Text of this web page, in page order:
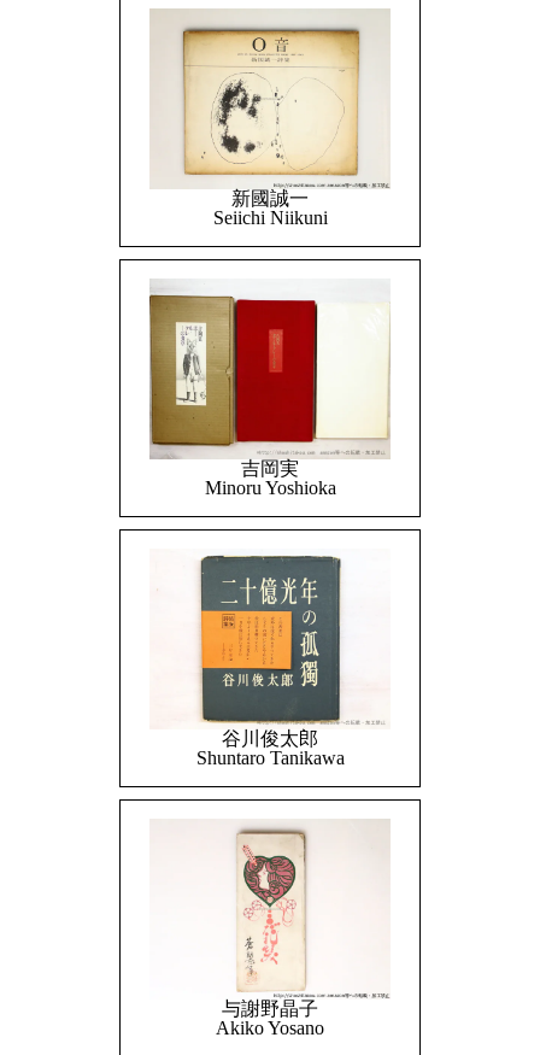
新國誠一
Seiichi Niikuni
吉岡実
Minoru Yoshioka
谷川俊太郎
Shuntaro Tanikawa
与謝野晶子
Akiko Yosano